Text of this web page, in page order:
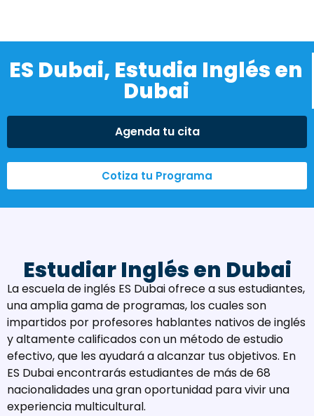
ES Dubai, Estudia Inglés en
Dubai
Agenda tu cita
Cotiza tu Programa
Estudiar Inglés en Dubai
La escuela de inglés ES Dubai ofrece a sus estudiantes,
una amplia gama de programas, los cuales son
impartidos por profesores hablantes nativos de inglés
y altamente calificados con un método de estudio
efectivo, que les ayudará a alcanzar tus objetivos. En
ES Dubai encontrarás estudiantes de más de 68
nacionalidades una gran oportunidad para vivir una
experiencia multicultural.